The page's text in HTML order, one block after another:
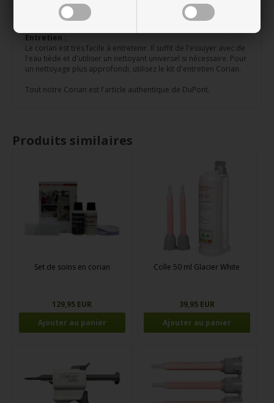
directement dans la feuille de Corian car elle se fissurerait. Au
lieu de cela, fixez la plaque avec du silicone élastique.
Entretien :
Le corian est très facile à entretenir. Il suffit de l'essuyer avec de
l'eau tiède et d'utiliser un nettoyant universel si nécessaire. Pour
un nettoyage plus approfondi, utilisez le kit d'entretien Corian.
Tout notre Corian est l'article authentique de DuPont.
Produits similaires
Set de soins en corian
129,95 EUR
Colle 50 ml Glacier White
39,95 EUR